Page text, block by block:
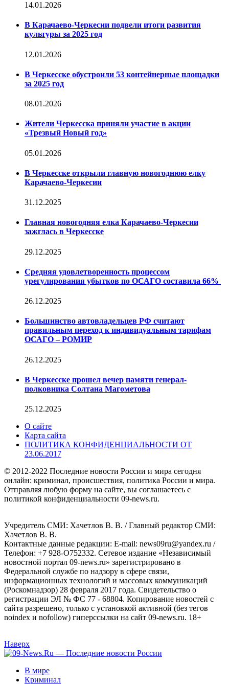
14.01.2026
В Карачаево-Черкесии подвели итоги развития
культуры за 2025 год
12.01.2026
В Черкесске обустроили 53 контейнерные площадки
за 2025 год
08.01.2026
Жители Черкесска приняли участие в акции
«Трезвый Новый год»
05.01.2026
В Черкесске открыли главную новогоднюю елку
Карачаево-Черкесии
31.12.2025
Главная новогодняя елка Карачаево-Черкесии
зажглась в Черкесске
29.12.2025
Средняя удовлетворенность процессом
урегулирования убытков по ОСАГО составила 66%
26.12.2025
Большинство автовладельцев РФ считают
правильным переход к индивидуальным тарифам
ОСАГО – РОМИР
26.12.2025
В Черкесске прошел вечер памяти генерал-
полковника Солтана Магометова
25.12.2025
О сайте
Карта сайта
ПОЛИТИКА КОНФИДЕНЦИАЛЬНОСТИ ОТ
23.06.2017
© 2012-2022 Последние новости России и мира сегодня
онлайн: криминал, происшествия, политика России и мира.
Отправляя любую форму на сайте, вы соглашаетесь с
политикой конфиденциальности 09-news.ru.
Учредитель СМИ: Хaчeтлoв B. B. / Главный редактор СМИ:
Хaчeтлoв B. B.
Контактные данные редакции: E-mail: news09ru@yandex.ru /
Телефон: +7 928-O752332. Сетевое издание «Независимый
новостной портал 09-news.ru» зарегистрировано в
Федеральной службе по надзору в сфере связи,
информационных технологий и массовых коммуникаций
(Роскомнадзор) 28 февраля 2017 года. Свидетельство о
регистрации ЭЛ № ФС 77 - 68804. Копирование новостей с
сайта разрешено, только с установкой активной (без тегов
noindex и nofollow) гиперссылки на сайт 09-news.ru. 18+
Наверх
В мире
Криминал